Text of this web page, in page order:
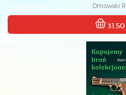
Dmowski
31.50